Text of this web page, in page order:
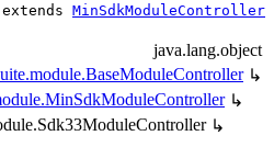
extends